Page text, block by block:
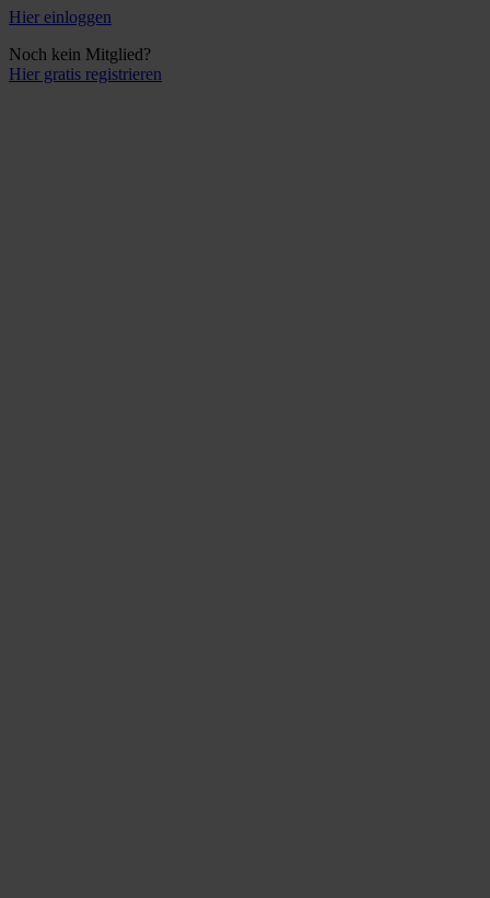
Hier einloggen
Noch kein Mitglied?
Hier gratis registrieren